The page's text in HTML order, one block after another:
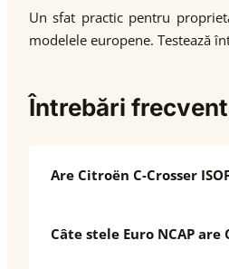
Un sfat practic pentru
modelele europene. Testează
Întrebări
Are Citroën C-Crosser
Câte stele Euro NCAP are